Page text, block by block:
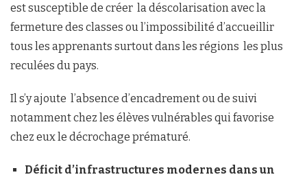
est susceptible de créer la déscolarisation avec la
fermeture des classes ou l’impossibilité d’accueillir
tous les apprenants surtout dans les régions les plus
reculées du pays.
Il s’y ajoute l’absence d’encadrement ou de suivi
notamment chez les élèves vulnérables qui favorise
chez eux le décrochage prématuré.
Déficit d’infrastructures modernes dans un